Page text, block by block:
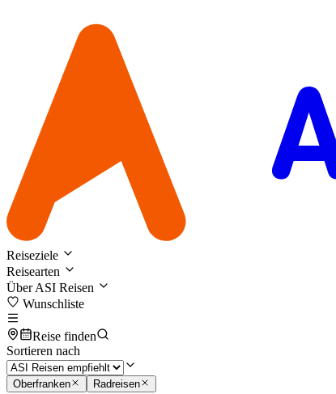
Reiseziele
Reisearten
Über ASI Reisen
Wunschliste
Reise finden
Sortieren nach
Oberfranken Radreisen